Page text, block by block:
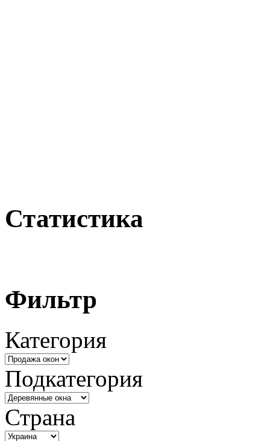
Статистика
Фильтр
Категория
Подкатегория
Страна